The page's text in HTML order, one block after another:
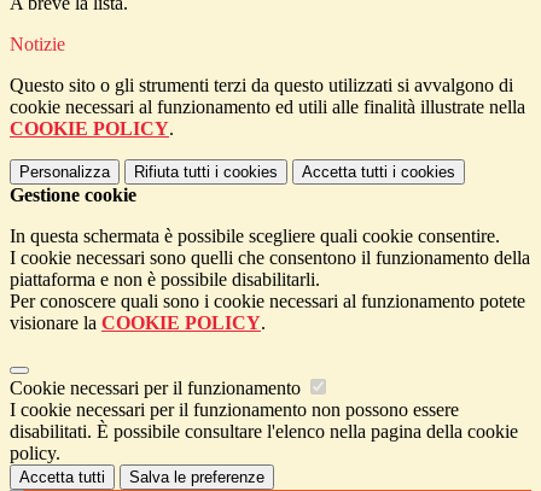
Notizie
Questo sito o gli strumenti terzi da questo utilizzati si avvalgono di
cookie necessari al funzionamento ed utili alle finalità illustrate nella
COOKIE POLICY.
Personalizza Rifiuta tutti i cookies Accetta tutti i cookies
Gestione cookie
In questa schermata è possibile scegliere quali cookie consentire.
I cookie necessari sono quelli che consentono il funzionamento della
piattaforma e non è possibile disabilitarli.
Per conoscere quali sono i cookie necessari al funzionamento potete
visionare la COOKIE POLICY.
Cookie necessari per il funzionamento
I cookie necessari per il funzionamento non possono essere
disabilitati. È possibile consultare l'elenco nella pagina della cookie
policy.
Accetta tutti Salva le preferenze